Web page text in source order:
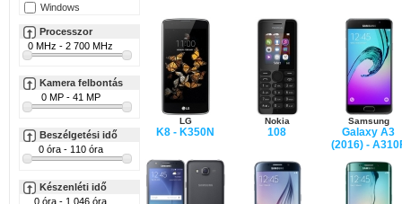
Windows
Processzor
Kamera felbontás
Beszélgetési idő
Készenléti idő
LG
K8 - K350N
Nokia
108
Samsung
Galaxy A3
(2016) -